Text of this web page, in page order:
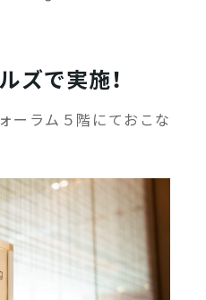
jinjerのVPoT×テックリー
ドが語る、“日本一”を目指す
発基盤の裏側
ズで実施！
ーラム５階にておこな